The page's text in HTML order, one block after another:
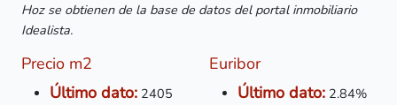
Hoz se obtienen de la base de datos del portal inmobiliario
Idealista.
Precio m2
Último dato: 2405
Euribor
Último dato: 2.84%